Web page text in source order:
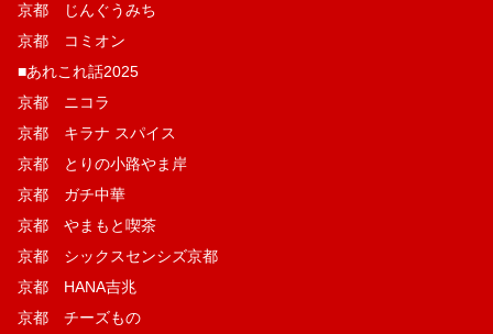
京都 じんぐうみち
京都 コミオン
■あれこれ話2025
京都 ニコラ
京都 キラナ スパイス
京都 とりの小路やま岸
京都 ガチ中華
京都 やまもと喫茶
京都 シックスセンシズ京都
京都 HANA吉兆
京都 チーズもの